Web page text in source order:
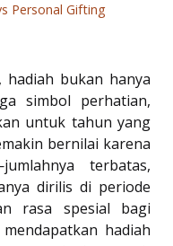
Personal Gifting
bukan hanya
simbol perhatian,
untuk tahun yang
bernilai karena
terbatas,
dirilis di periode
rasa spesial bagi
hadiah